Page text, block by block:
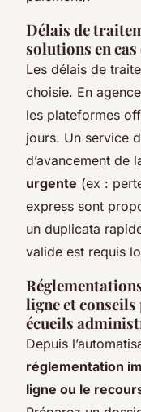
Délais de
solutions en
Les délais de
choisie. En
les plateformes
jours. Un service
d’avancement de
urgente (ex :
express sont
un duplicata
valide est requis
ligne et
écueils
Depuis
réglementation
ligne ou le